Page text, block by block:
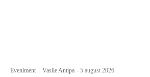
Eveniment Vasile Antipa -5 august 2026